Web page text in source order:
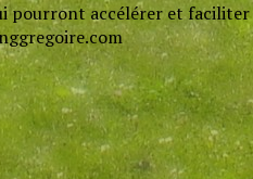
pourront accélérer et